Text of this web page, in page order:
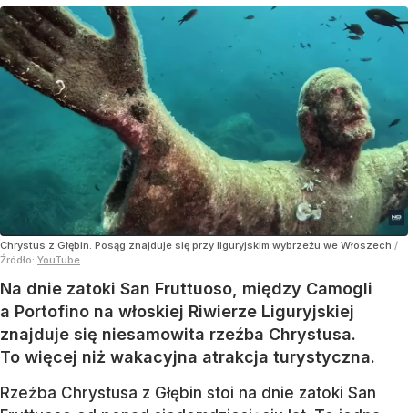
Chrystus z Głębin. Posąg znajduje się przy liguryjskim wybrzeżu we Włoszech /
Źródło: YouTube
Na dnie zatoki San Fruttuoso, między Camogli
a Portofino na włoskiej Riwierze Liguryjskiej
znajduje się niesamowita rzeźba Chrystusa.
To więcej niż wakacyjna atrakcja turystyczna.
Rzeźba Chrystusa z Głębin stoi na dnie zatoki San